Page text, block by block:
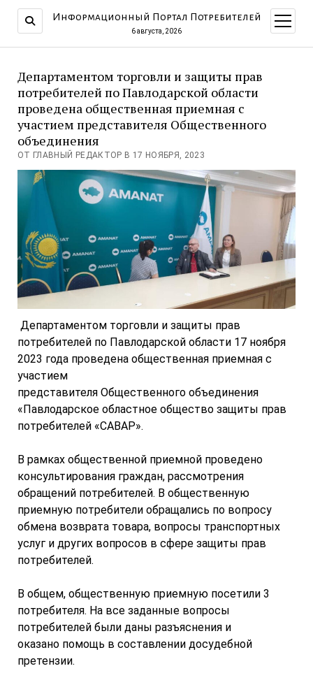
Информационный Портал Потребителей
6 августа, 2026
меню
Департаментом торговли и защиты прав
потребителей по Павлодарской области
проведена общественная приемная с
участием представителя Общественного
объединения
ОТ ГЛАВНЫЙ РЕДАКТОР В 17 НОЯБРЯ, 2023
Департаментом торговли и защиты прав
потребителей по Павлодарской области 17 ноября
2023 года проведена общественная приемная с
участием
представителя Общественного объединения
«Павлодарское областное общество защиты прав
потребителей «САВАР».
В рамках общественной приемной проведено
консультирования граждан, рассмотрения
обращений потребителей. В общественную
приемную потребители обращались по вопросу
обмена возврата товара, вопросы транспортных
услуг и других вопросов в сфере защиты прав
потребителей.
В общем, общественную приемную посетили 3
потребителя. На все заданные вопросы
потребителей были даны разъяснения и
оказано помощь в составлении досудебной
претензии.